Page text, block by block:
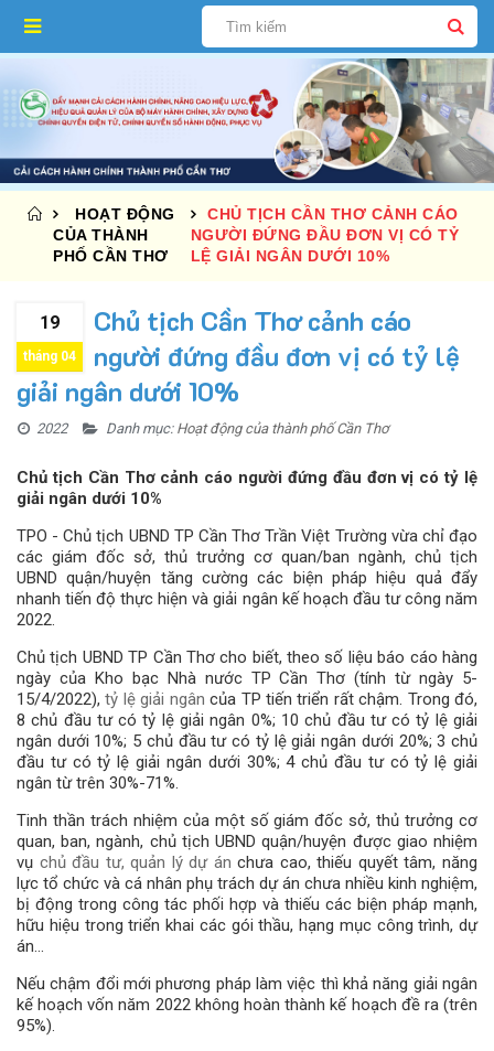
HOẠT ĐỘNG
CỦA THÀNH
PHỐ CẦN THƠ
CHỦ TỊCH CẦN THƠ CẢNH CÁO
NGƯỜI ĐỨNG ĐẦU ĐƠN VỊ CÓ TỶ
LỆ GIẢI NGÂN DƯỚI 10%
19
tháng 04
Chủ tịch Cần Thơ cảnh cáo
người đứng đầu đơn vị có tỷ lệ
giải ngân dưới 10%
2022 Danh mục: Hoạt động của thành phố Cần Thơ
Chủ tịch Cần Thơ cảnh cáo người đứng đầu đơn vị có tỷ lệ
giải ngân dưới 10%
TPO - Chủ tịch UBND TP Cần Thơ Trần Việt Trường vừa chỉ đạo
các giám đốc sở, thủ trưởng cơ quan/ban ngành, chủ tịch
UBND quận/huyện tăng cường các biện pháp hiệu quả đẩy
nhanh tiến độ thực hiện và giải ngân kế hoạch đầu tư công năm
2022.
Chủ tịch UBND TP Cần Thơ cho biết, theo số liệu báo cáo hàng
ngày của Kho bạc Nhà nước TP Cần Thơ (tính từ ngày 5-
15/4/2022),tỷ lệ giải ngân của TP tiến triển rất chậm. Trong đó,
8 chủ đầu tư có tỷ lệ giải ngân 0%; 10 chủ đầu tư có tỷ lệ giải
ngân dưới 10%; 5 chủ đầu tư có tỷ lệ giải ngân dưới 20%; 3 chủ
đầu tư có tỷ lệ giải ngân dưới 30%; 4 chủ đầu tư có tỷ lệ giải
ngân từ trên 30%-71%.
Tinh thần trách nhiệm của một số giám đốc sở, thủ trưởng cơ
quan, ban, ngành, chủ tịch UBND quận/huyện được giao nhiệm
vụ chủ đầu tư, quản lý dự án chưa cao, thiếu quyết tâm, năng
lực tổ chức và cá nhân phụ trách dự án chưa nhiều kinh nghiệm,
bị động trong công tác phối hợp và thiếu các biện pháp mạnh,
hữu hiệu trong triển khai các gói thầu, hạng mục công trình, dự
án…
Nếu chậm đổi mới phương pháp làm việc thì khả năng giải ngân
kế hoạch vốn năm 2022 không hoàn thành kế hoạch đề ra (trên
95%).